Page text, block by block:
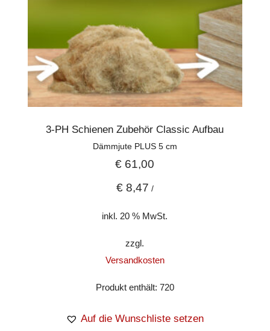
3-PH Schienen Zubehör Classic Aufbau
Dämmjute PLUS 5 cm
€ 61,00
€8,47 /
inkl. 20 % MwSt.
zzgl.
Versandkosten
Produkt enthält: 720
Auf die Wunschliste setzen